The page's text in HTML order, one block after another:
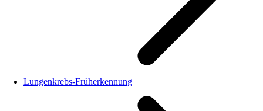
Lungenkrebs-Früherkennung